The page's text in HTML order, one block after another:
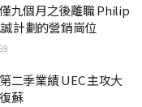
九個月之後離職 Philip
計劃的營銷崗位
二季業績 UEC 主攻大
蘇